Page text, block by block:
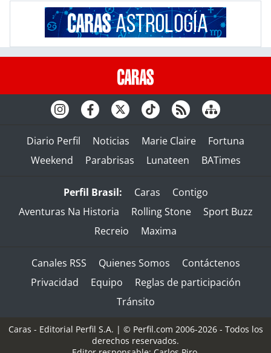
Diario Perfil Noticias Marie Claire
Fortuna
Weekend
Parabrisas Lunateen BATimes
Perfil Brasil: Caras
Contigo
Aventuras Na Historia
Rolling Stone
Sport Buzz
Recreio
Maxima
Canales RSS Quienes Somos
Contáctenos
Privacidad
Equipo
Reglas de participación
Tránsito
Caras - Editorial Perfil S.A. | © Perfil.com 2006-2026 - Todos los
derechos reservados.